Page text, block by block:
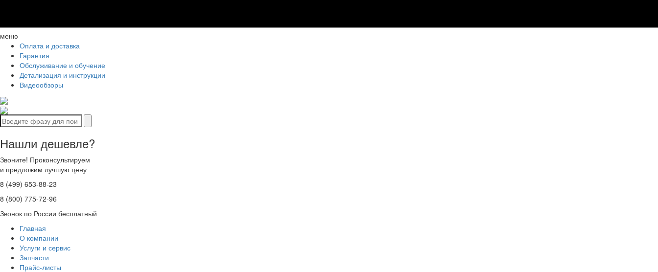
меню
Оплата и доставка
Гарантия
Обслуживание и обучение
Детализация и инструкции
Видеообзоры
Нашли дешевле?
Звоните! Проконсультируем
и предложим лучшую цену
8 (499) 653-88-23
8 (800) 775-72-96
Звонок по России бесплатный
Главная
О компании
Услуги и сервис
Запчасти
Прайс-листы